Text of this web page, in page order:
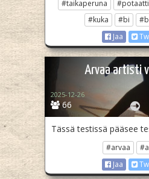
#taikaperuna #potaatti
#kuka
#bi
Jaa
Arvaa artisti
66
2025-12-26
Tässä testissä pääsee
#arvaa
Jaa